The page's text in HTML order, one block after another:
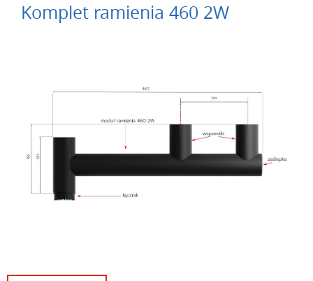
Komplet ramienia 460 2W